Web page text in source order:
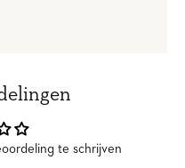
te schrijven